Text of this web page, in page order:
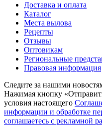
Доставка и оплата
Каталог
Места вылова
Рецепты
Отзывы
Оптовикам
Региональные
Правовая информация
Следите за нашими
Нажимая кнопку
условия настоящего
информации и обработке
соглашаетесь с рекламной